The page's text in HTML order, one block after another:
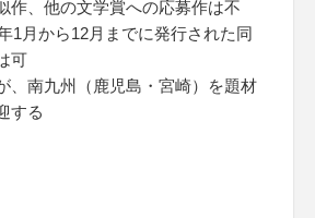
作、他の文学賞への応募作は不
1月から12月までに発行された同
可
、南九州（鹿児島・宮崎）を題材
する